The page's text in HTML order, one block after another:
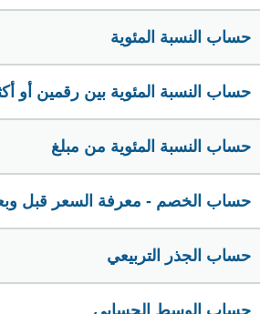
حساب النسبة المئوية
حساب النسبة المئوية بين رقمين أو
حساب النسبة المئوية من مبلغ
حساب الخصم - معرفة السعر قبل
حساب الجذر التربيعي
حساب الوسط الحسابي